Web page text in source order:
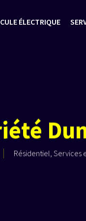
ÉLECTRIQUE
Résidentiel, Services